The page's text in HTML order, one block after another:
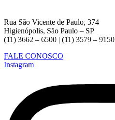
Rua São Vicente de Paulo, 374
Higienópolis, São Paulo – SP
(11) 3662 – 6500 | (11) 3579 – 9150
FALE CONOSCO
Instagram